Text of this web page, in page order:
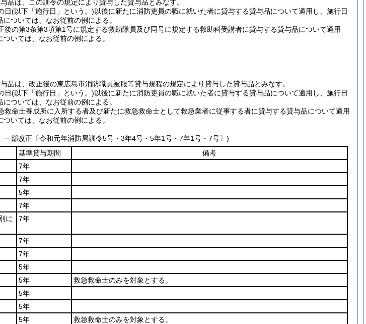
品は、この訓令の規定により貸与した貸与品とみなす。
日(以下「施行日」という。)以後に新たに消防吏員の職に就いた者に貸与する貸与品について適用し、施行日
ついては、なお従前の例による。
の第3条第3項第1号に規定する救助隊員及び同号に規定する救助科受講者に貸与する貸与品について適用
いては、なお従前の例による。
品は、改正後の東広島市消防職員被服等貸与規程の規定により貸与した貸与品とみなす。
日(以下「施行日」という。)以後に新たに消防吏員の職に就いた者に貸与する貸与品について適用し、施行日
ついては、なお従前の例による。
命士養成所に入所する者及び新たに救急救命士として救急業者に従事する者に貸与する貸与品について適用
いては、なお従前の例による。
部改正〔令和元年消防局訓令5号・3年4号・5年1号・7年1号・7号〕)
基準貸与期間
備考
7年
7年
5年
7年
に
7年
7年
7年
5年
5年
救急救命士のみを対象とする。
5年
5年
5年
救急救命士のみを対象とする。